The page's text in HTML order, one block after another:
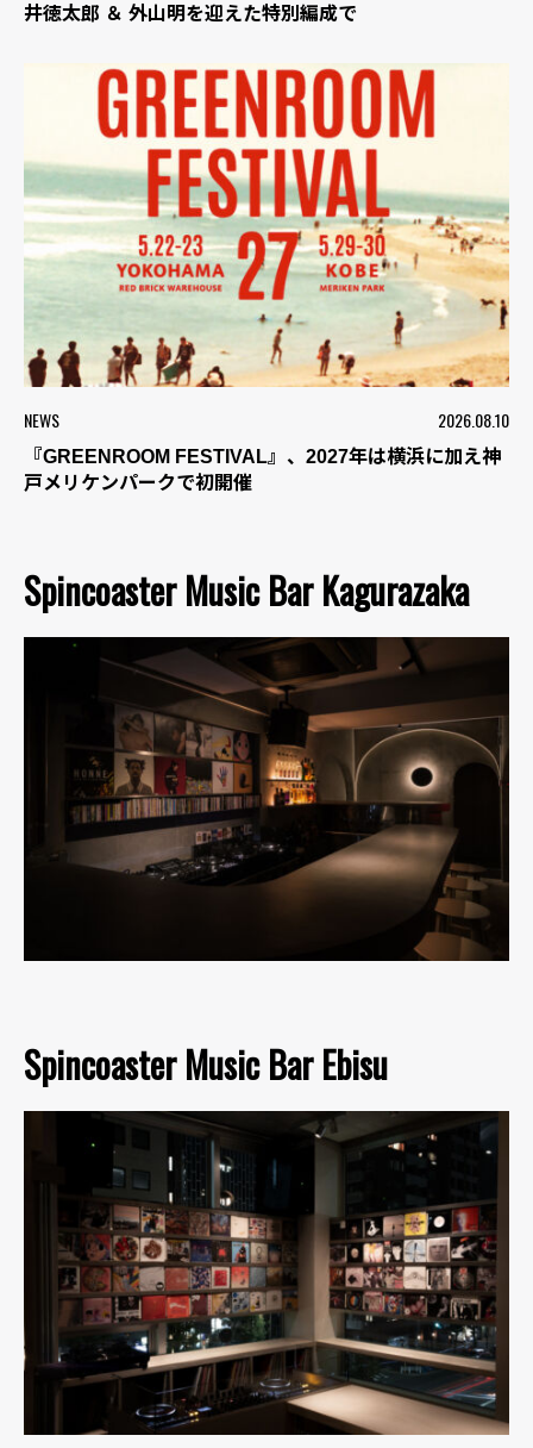
井徳太郎 ＆ 外山明を迎えた特別編成で
NEWS 2026.08.10
『GREENROOM FESTIVAL』、2027年は横浜に加え神
戸メリケンパークで初開催
Spincoaster Music Bar Kagurazaka
Spincoaster Music Bar Ebisu